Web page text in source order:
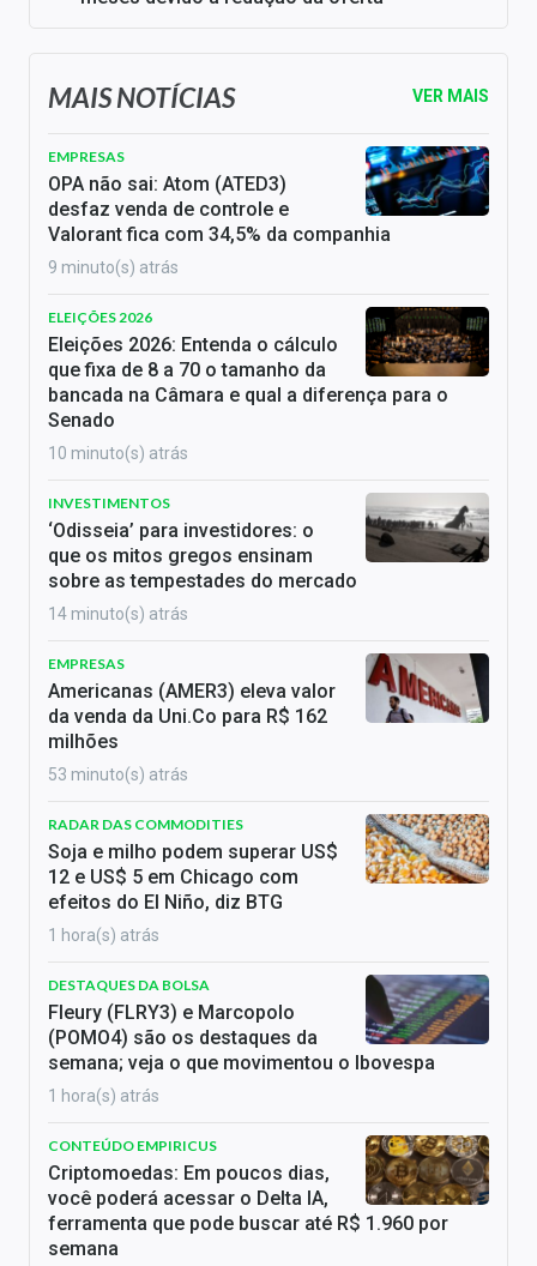
MAIS NOTÍCIAS VER MAIS
EMPRESAS
OPA não sai: Atom (ATED3)
desfaz venda de controle e
Valorant fica com 34,5% da companhia
9 minuto(s) atrás
ELEIÇÕES 2026
Eleições 2026: Entenda o cálculo
que fixa de 8 a 70 o tamanho da
bancada na Câmara e qual a diferença para o
Senado
10 minuto(s) atrás
INVESTIMENTOS
‘Odisseia’ para investidores: o
que os mitos gregos ensinam
sobre as tempestades do mercado
14 minuto(s) atrás
EMPRESAS
Americanas (AMER3) eleva valor
da venda da Uni.Co para R$ 162
milhões
53 minuto(s) atrás
RADAR DAS COMMODITIES
Soja e milho podem superar US$
12 e US$ 5 em Chicago com
efeitos do El Niño, diz BTG
1 hora(s) atrás
DESTAQUES DA BOLSA
Fleury (FLRY3) e Marcopolo
(POMO4) são os destaques da
semana; veja o que movimentou o Ibovespa
1 hora(s) atrás
CONTEÚDO EMPIRICUS
Criptomoedas: Em poucos dias,
você poderá acessar o Delta IA,
ferramenta que pode buscar até R$ 1.960 por
semana